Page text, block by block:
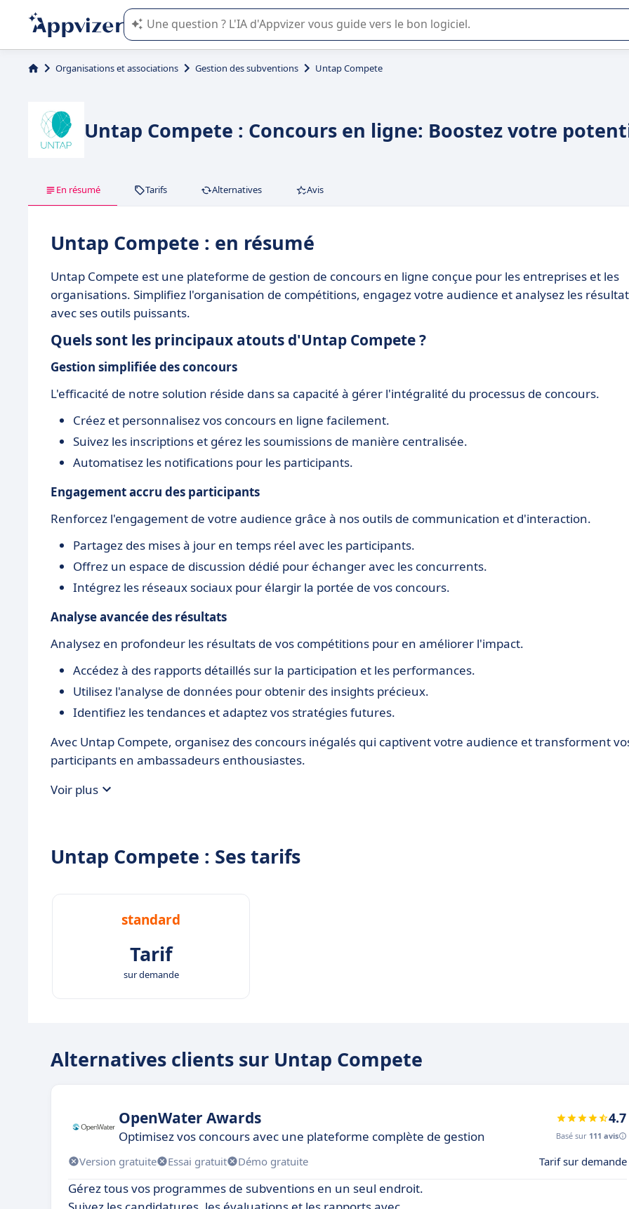
L'IA de Appvizer vous guide dans l'utilisation ou la sélection de logiciel SaaS en entreprise.
Organisations et associations Gestion des subventions Untap Compete
Untap Compete : Concours en ligne: Boostez votre
En résumé Tarifs Alternatives Avis
Untap Compete : en résumé
Untap Compete est une plateforme de gestion de concours en ligne conçue pour les entreprises et les
organisations. Simplifiez l'organisation de compétitions, engagez votre audience et analysez les
avec ses outils puissants.
Quels sont les principaux atouts d'Untap Compete ?
Gestion simplifiée des concours
L'efficacité de notre solution réside dans sa capacité à gérer l'intégralité du processus de concours.
Créez et personnalisez vos concours en ligne facilement.
Suivez les inscriptions et gérez les soumissions de manière centralisée.
Automatisez les notifications pour les participants.
Engagement accru des participants
Renforcez l'engagement de votre audience grâce à nos outils de communication et d'interaction.
Partagez des mises à jour en temps réel avec les participants.
Offrez un espace de discussion dédié pour échanger avec les concurrents.
Intégrez les réseaux sociaux pour élargir la portée de vos concours.
Analyse avancée des résultats
Analysez en profondeur les résultats de vos compétitions pour en améliorer l'impact.
Accédez à des rapports détaillés sur la participation et les performances.
Utilisez l'analyse de données pour obtenir des insights précieux.
Identifiez les tendances et adaptez vos stratégies futures.
Avec Untap Compete, organisez des concours inégalés qui captivent votre audience et transforment
participants en ambassadeurs enthousiastes.
Voir plus
Untap Compete : Ses tarifs
standard
Tarif
sur demande
Alternatives clients sur Untap Compete
OpenWater Awards
Optimisez vos concours avec une plateforme complète de gestion
4.7
Basé sur 111 avis
Version gratuite Essai gratuit Démo gratuite Tarif sur demande
Gérez tous vos programmes de subventions en un seul endroit.